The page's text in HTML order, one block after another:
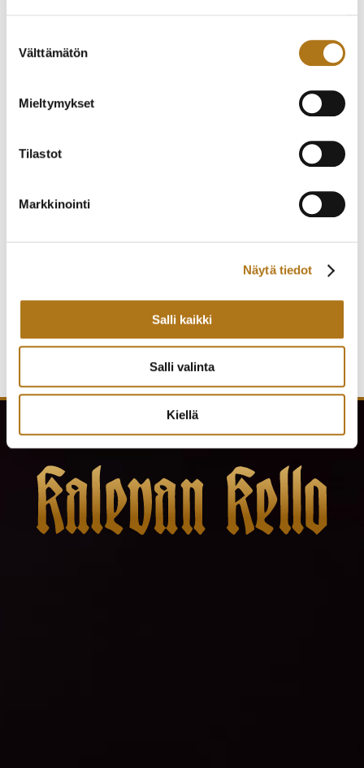
valinta
Välttämätön
Mieltymykset
Tilastot
Markkinointi
Näytä tiedot
Salli kaikki
Salli valinta
Kiellä